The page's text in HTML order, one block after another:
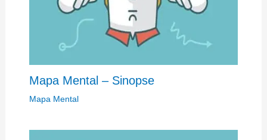
Mapa Mental – Sinopse
Mapa Mental